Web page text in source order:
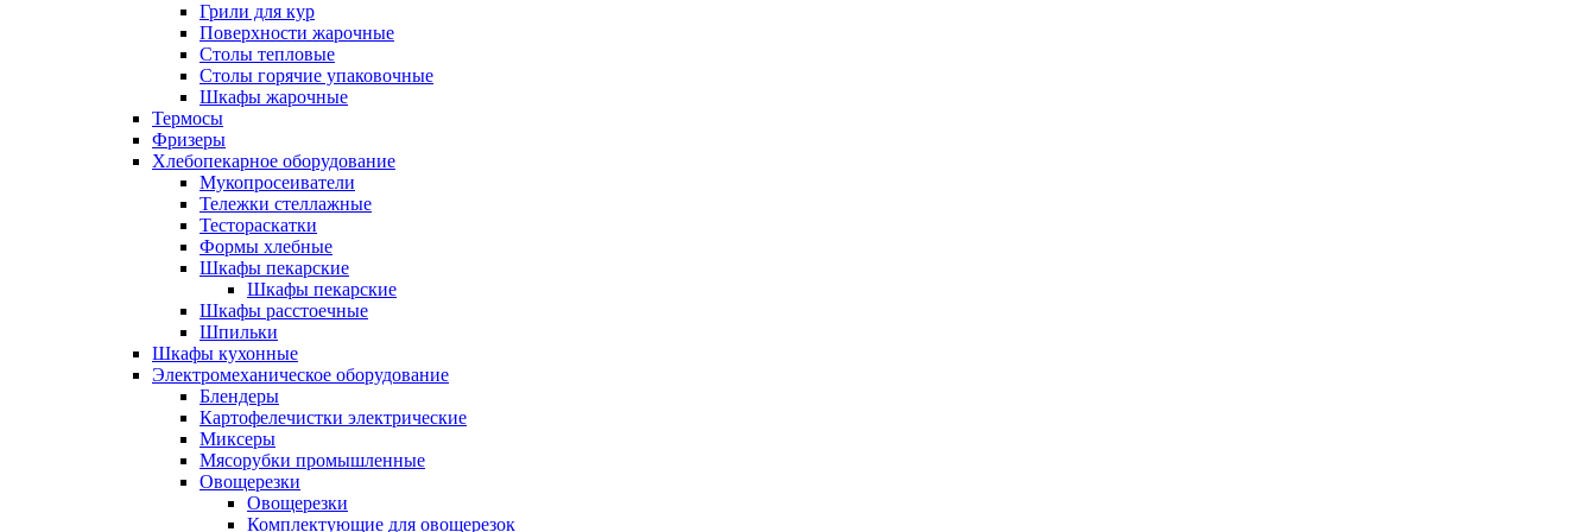
Грили для кур
Поверхности жарочные
Столы тепловые
Столы горячие упаковочные
Шкафы жарочные
Термосы
Фризеры
Хлебопекарное оборудование
Мукопросеиватели
Тележки стеллажные
Тестораскатки
Формы хлебные
Шкафы пекарские
Шкафы пекарские
Шкафы расстоечные
Шпильки
Шкафы кухонные
Электромеханическое оборудование
Блендеры
Картофелечистки электрические
Миксеры
Мясорубки промышленные
Овощерезки
Овощерезки
Комплектующие для овощерезок